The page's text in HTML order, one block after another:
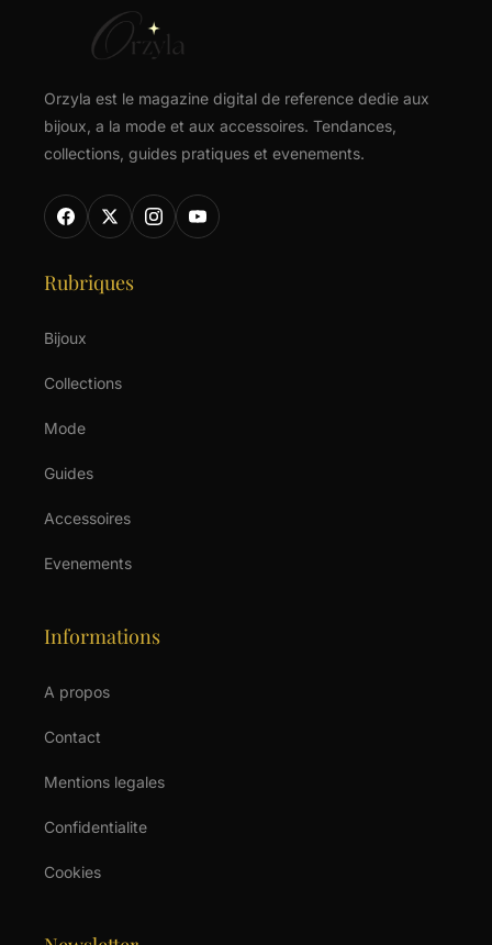
Orzyla est le magazine digital de reference dedie aux
bijoux, a la mode et aux accessoires. Tendances,
collections, guides pratiques et evenements.
Rubriques
Bijoux
Collections
Mode
Guides
Accessoires
Evenements
Informations
A propos
Contact
Mentions legales
Confidentialite
Cookies